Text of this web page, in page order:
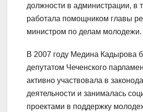
должности в администрации, в
работала помощником главы
министром по делам молодежи.
В 2007 году Медина Кадырова
депутатом Чеченского
активно участвовала в
деятельности и занималась
проектами в поддержку